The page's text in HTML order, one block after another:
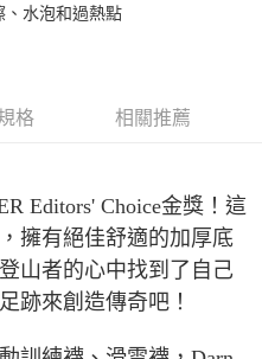
星展（台灣）商業銀行
運費
運費
、水泡和過熱點
格 相關推薦
Editors' Choice金獎！這
擁有絕佳舒適的加厚底
山者的心中找到了自己
跡來創造傳奇吧！